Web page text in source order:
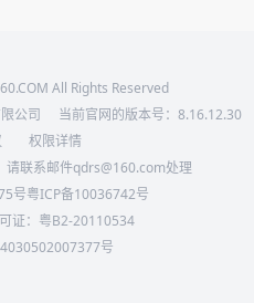
All Rights Reserved
公司
当前官网的版本号： 8.16.12.30
权限详情
请联系邮件qdrs@160.com处理
号粤ICP备10036742号
证：粤B2-20110534
号